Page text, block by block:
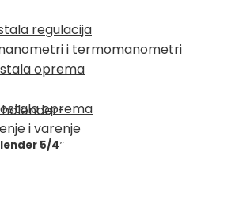
regulacija
i termomanometri
oprema
ostala oprema
i varenje
5/4″